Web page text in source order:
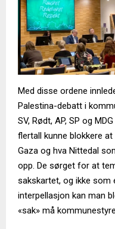
Med disse ordene
Palestina-debatt i
SV, Rødt, AP, SP og
flertall kunne blokkere
Gaza og hva Nittedal
opp. De sørget for at
sakskartet, og ikke som
interpellasjon kan man
«sak» må